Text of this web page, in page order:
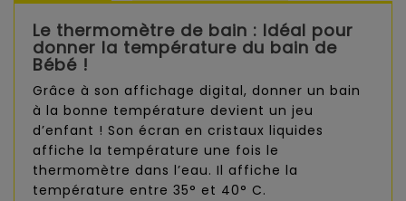
Le thermomètre de bain : Idéal pour
donner la température du bain de
Bébé !
Grâce à son affichage digital, donner un bain
à la bonne température devient un jeu
d’enfant ! Son écran en cristaux liquides
affiche la température une fois le
thermomètre dans l’eau. Il affiche la
température entre 35° et 40° C.